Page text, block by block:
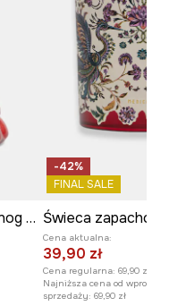
Świeca zapachowa Eggnog Snickerdoodles
-42%
FINAL SALE
Cena aktualna:
39,90 zł
Cena regularna: 69,90 zł
Najniższa cena od
sprzedaży: 69,90 zł